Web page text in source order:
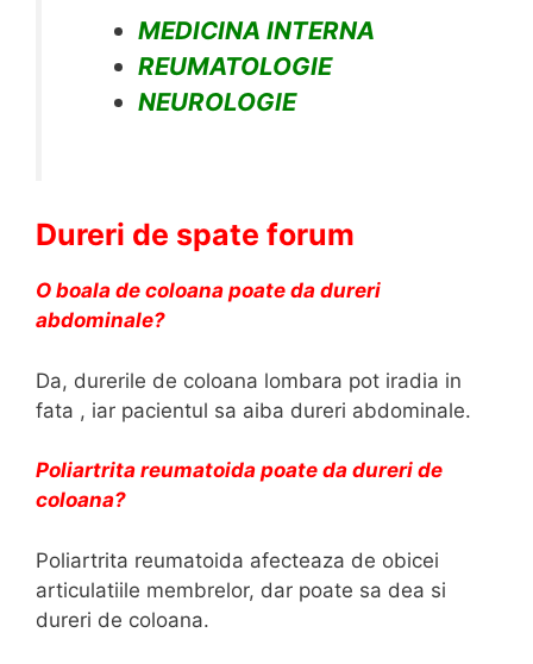
MEDICINA INTERNA
REUMATOLOGIE
NEUROLOGIE
Dureri de spate forum
O boala de coloana poate da dureri
abdominale?
Da, durerile de coloana lombara pot iradia in
fata , iar pacientul sa aiba dureri abdominale.
Poliartrita reumatoida poate da dureri de
coloana?
Poliartrita reumatoida afecteaza de obicei
articulatiile membrelor, dar poate sa dea si
dureri de coloana.